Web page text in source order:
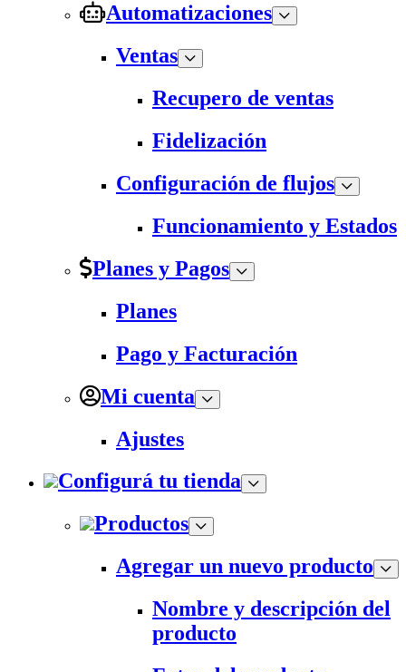
Automatizaciones
Ventas
Recupero de ventas
Fidelización
Configuración de flujos
Funcionamiento y Estados
Planes y Pagos
Planes
Pago y Facturación
Mi cuenta
Ajustes
Configurá tu tienda
Productos
Agregar un nuevo producto
Nombre y descripción del
producto